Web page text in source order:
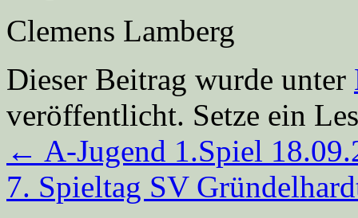
Clemens Lamberg
Dieser Beitrag wurde unter
veröffentlicht. Setze ein
← A-Jugend 1.Spiel
7. Spieltag SV